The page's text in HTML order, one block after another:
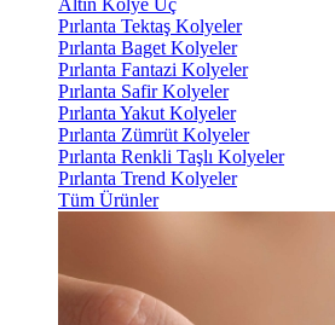
Altın Kolye Uç
Pırlanta Tektaş Kolyeler
Pırlanta Baget Kolyeler
Pırlanta Fantazi Kolyeler
Pırlanta Safir Kolyeler
Pırlanta Yakut Kolyeler
Pırlanta Zümrüt Kolyeler
Pırlanta Renkli Taşlı Kolyeler
Pırlanta Trend Kolyeler
Tüm Ürünler